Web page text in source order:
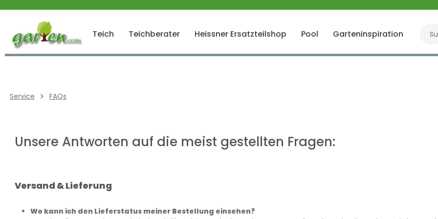
Zur Hauptnavigation springen
Teich Teichberater Heissner Ersatzteilshop Pool Garteninspiration
Service FAQs
Unsere Antworten auf die meist gestellten Fragen:
Versand & Lieferung
Wo kann ich den Lieferstatus meiner Bestellung einsehen?